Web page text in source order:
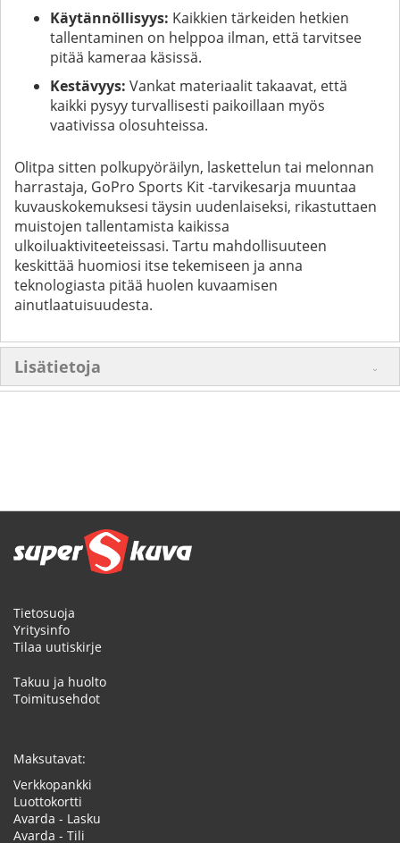
Käytännöllisyys: Kaikkien tärkeiden hetkien
tallentaminen on helppoa ilman, että tarvitsee
pitää kameraa käsissä.
Kestävyys: Vankat materiaalit takaavat, että
kaikki pysyy turvallisesti paikoillaan myös
vaativissa olosuhteissa.
Olitpa sitten polkupyöräilyn, laskettelun tai melonnan
harrastaja, GoPro Sports Kit -tarvikesarja muuntaa
kuvauskokemuksesi täysin uudenlaiseksi, rikastuttaen
muistojen tallentamista kaikissa
ulkoiluaktiviteeteissasi. Tartu mahdollisuuteen
keskittää huomiosi itse tekemiseen ja anna
teknologiasta pitää huolen kuvaamisen
ainutlaatuisuudesta.
Lisätietoja
Tietosuoja
Yritysinfo
Tilaa uutiskirje
Takuu ja huolto
Toimitusehdot
Maksutavat:
Verkkopankki
Luottokortti
Avarda - Lasku
Avarda - Tili